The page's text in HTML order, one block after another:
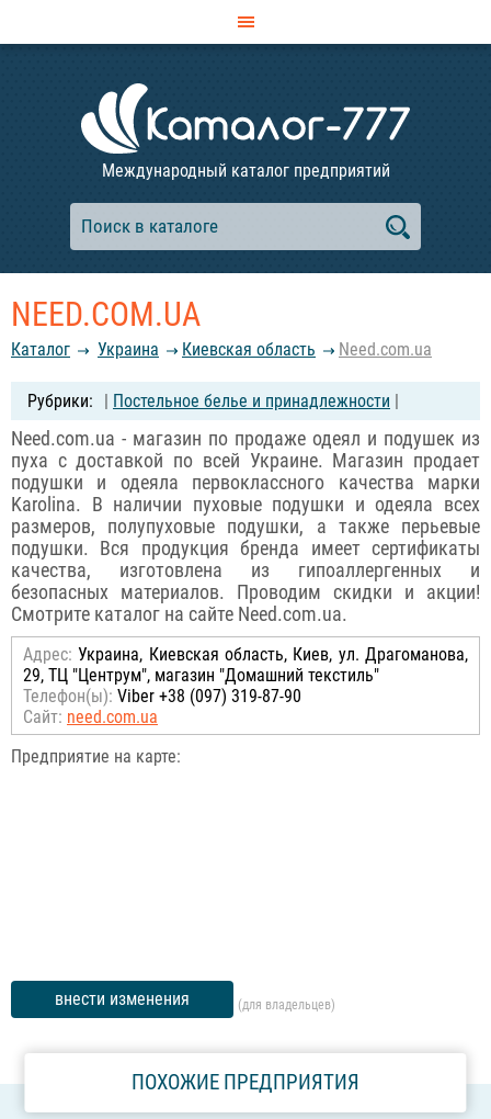
Международный каталог предприятий
NEED.COM.UA
Каталог Украина Киевская область Need.com.ua
| Постельное белье и принадлежности |
Need.com.ua - магазин по продаже одеял и подушек из
пуха с доставкой по всей Украине. Магазин продает
подушки и одеяла первоклассного качества марки
Karolina. В наличии пуховые подушки и одеяла всех
размеров, полупуховые подушки, а также перьевые
подушки. Вся продукция бренда имеет сертификаты
качества, изготовлена из гипоаллергенных и
безопасных материалов. Проводим скидки и акции!
Смотрите каталог на сайте Need.com.ua.
Адрес: Украина, Киевская область, Киев, ул. Драгоманова,
29, ТЦ "Центрум", магазин "Домашний текстиль"
Телефон(ы): Viber +38 (097) 319-87-90
Сайт: need.com.ua
Предприятие на карте:
внести изменения (для владельцев)
ПОХОЖИЕ ПРЕДПРИЯТИЯ